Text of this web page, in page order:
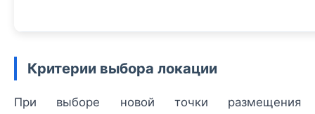
Критерии выбора локации
При выборе новой точки размещения